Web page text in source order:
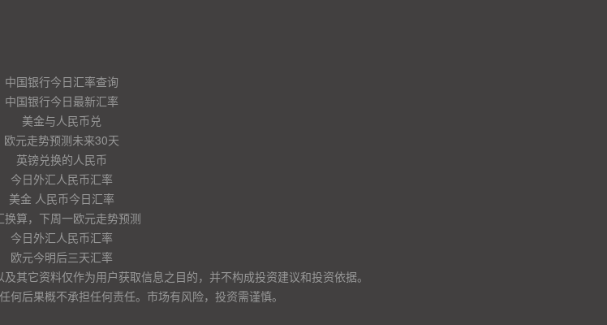
中国银行今日汇率查询
中国银行今日最新汇率
美金与人民币兑
欧元走势预测未来30天
英镑兑换的人民币
今日外汇人民币汇率
美金 人民币今日汇率
换算，下周一欧元走势预测
今日外汇人民币汇率
欧元今明后三天汇率
其它资料仅作为用户获取信息之目的，并不构成投资建议和投资依据。
何后果概不承担任何责任。市场有风险，投资需谨慎。